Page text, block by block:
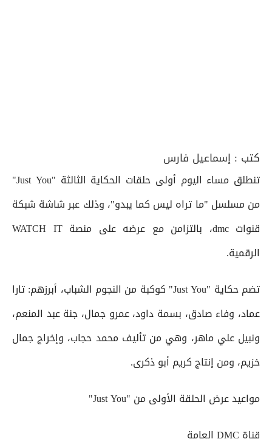
كتب : إسماعيل فارس
تنطلق مساء اليوم أولى حلقات الحكاية الثالثة "Just You"
من مسلسل "ما تراه ليس كما يبدو"، وذلك عبر شاشة شبكة
قنوات dmc، بالتزامن مع عرضه على منصة WATCH IT
الرقمية.
تضم حكاية "Just You" كوكبة من النجوم الشباب، أبرزهم: تارا
عماد، وفاء صادق، بسمة داود، عمرو جمال، جنة عبد المنعم،
ونبيل علي ماهر، وهي من تأليف محمد حجاب، وإخراج جمال
خزيم، ومن إنتاج كريم أبو ذكرى.
مواعيد عرض الحلقة الأولى من "Just You"
قناة DMC العامة